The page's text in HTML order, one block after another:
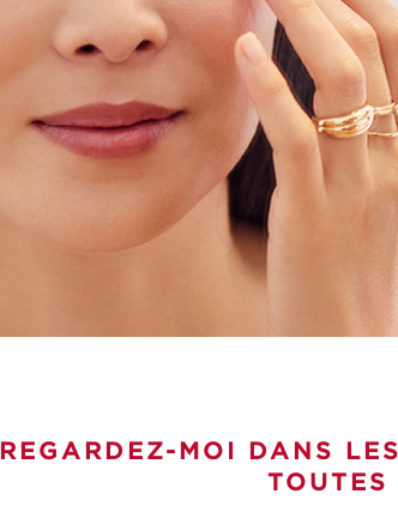
REGARDEZ-MOI DANS
TOUTES